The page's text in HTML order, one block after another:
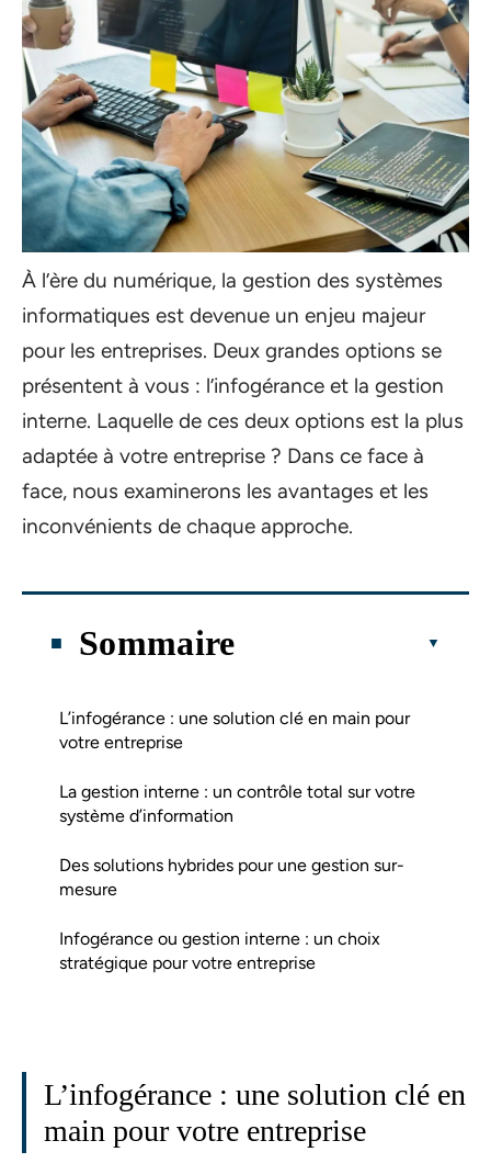
À l’ère du numérique, la gestion des systèmes
informatiques est devenue un enjeu majeur
pour les entreprises. Deux grandes options se
présentent à vous : l’infogérance et la gestion
interne. Laquelle de ces deux options est la plus
adaptée à votre entreprise ? Dans ce face à
face, nous examinerons les avantages et les
inconvénients de chaque approche.
Sommaire
L’infogérance : une solution clé en main pour
votre entreprise
La gestion interne : un contrôle total sur votre
système d’information
Des solutions hybrides pour une gestion sur-
mesure
Infogérance ou gestion interne : un choix
stratégique pour votre entreprise
L’infogérance : une solution clé en
main pour votre entreprise